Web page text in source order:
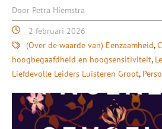
Door Petra Hiemstra
2 februari 2026
(Over de waarde van) Eenzaamheid
hoogbegaafdheid en hoogsensitiviteit
Liefdevolle Leiders Luisteren Groot